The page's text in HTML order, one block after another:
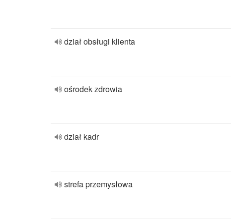
dział obsługi klienta
ośrodek zdrowia
dział kadr
strefa przemysłowa